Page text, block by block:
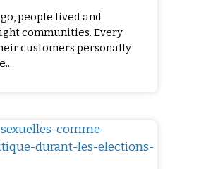
people lived and
communities. Every
customers personally